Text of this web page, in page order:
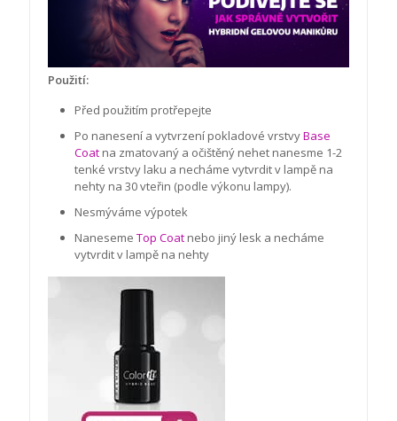
Použití:
Před použitím protřepejte
Po nanesení a vytvrzení pokladové vrstvyBase
Coat na zmatovaný a očištěný nehet nanesme 1-2
tenké vrstvy laku a necháme vytvrdit v lampě na
nehty na 30 vteřin (podle výkonu lampy).
Nesmýváme výpotek
Naneseme Top Coat nebo jiný lesk a necháme
vytvrdit v lampě na nehty